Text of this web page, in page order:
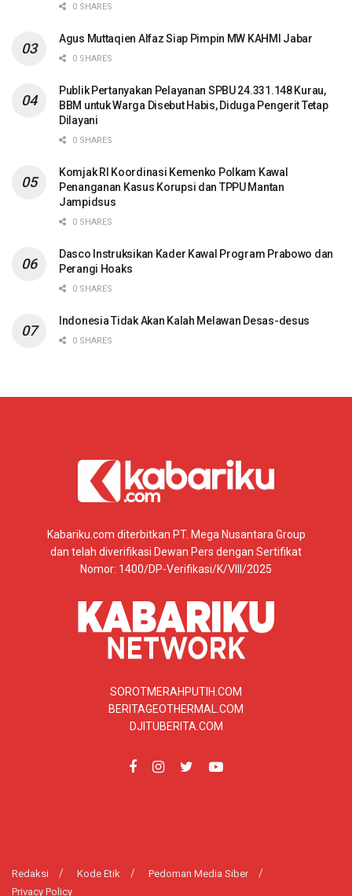
0 SHARES
Agus Muttaqien Alfaz Siap Pimpin MW KAHMI Jabar
0 SHARES
Publik Pertanyakan Pelayanan SPBU 24.331.148 Kurau,
BBM untuk Warga Disebut Habis, Diduga Pengerit Tetap
Dilayani
0 SHARES
Komjak RI Koordinasi Kemenko Polkam Kawal
Penanganan Kasus Korupsi dan TPPU Mantan
Jampidsus
0 SHARES
Dasco Instruksikan Kader Kawal Program Prabowo dan
Perangi Hoaks
0 SHARES
Indonesia Tidak Akan Kalah Melawan Desas-desus
0 SHARES
Kabariku.com diterbitkan PT. Mega Nusantara Group
dan telah diverifikasi Dewan Pers dengan Sertifikat
Nomor: 1400/DP-Verifikasi/K/VIII/2025
SOROTMERAHPUTIH.COM
BERITAGEOTHERMAL.COM
DJITUBERITA.COM
Redaksi Kode Etik
Pedoman Media Siber
Privacy Policy